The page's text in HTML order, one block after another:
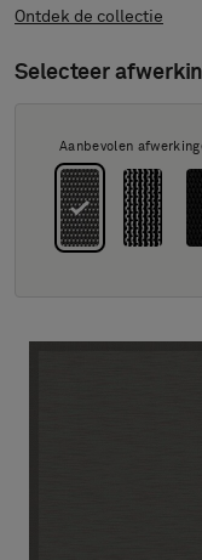
Samenwerkingen
Stories
Contact
Image & Material
Pattern Tile Tool
Ontdek de collectie
Selecteer
Aanbevolen